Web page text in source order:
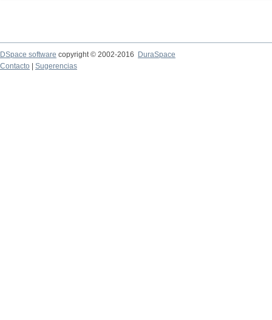
DSpace software copyright © 2002-2016
DuraSpace
Contacto
Sugerencias